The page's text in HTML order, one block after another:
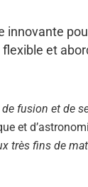
innovante
et
fusion et de
et
très fins de